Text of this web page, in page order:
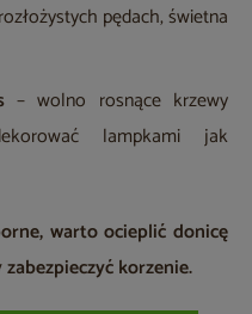
pędach, świetna
– wolno rosnące krzewy
lampkami jak
warto ocieplić donicę
korzenie.